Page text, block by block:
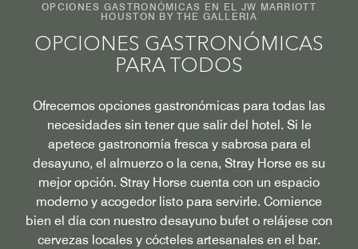
OPCIONES GASTRONÓMICAS EN EL JW MARRIOTT
HOUSTON BY THE GALLERIA
OPCIONES GASTRONÓMICAS
PARA TODOS
Ofrecemos opciones gastronómicas para todas las
necesidades sin tener que salir del hotel. Si le
apetece gastronomía fresca y sabrosa para el
desayuno, el almuerzo o la cena, Stray Horse es su
mejor opción. Stray Horse cuenta con un espacio
moderno y acogedor listo para servirle. Comience
bien el día con nuestro desayuno bufet o relájese con
cervezas locales y cócteles artesanales en el bar.